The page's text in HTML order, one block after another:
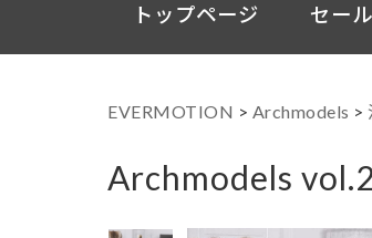
トップページ セー
EVERMOTION > Archmodels >
Archmodels